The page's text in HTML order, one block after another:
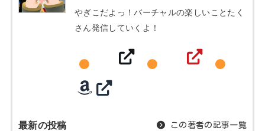
やぎこだよっ！バーチャルの楽しいことたく
さん発信していくよ！
最新の投稿 この著者の記事一覧